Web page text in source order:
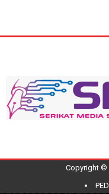
Copyright ©